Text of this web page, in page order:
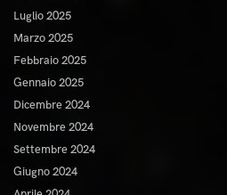
Luglio 2025
Marzo 2025
Febbraio 2025
Gennaio 2025
Dicembre 2024
Novembre 2024
Settembre 2024
Giugno 2024